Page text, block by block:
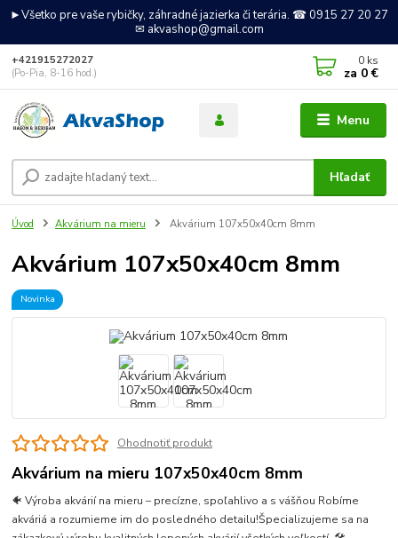
►Všetko pre vaše rybičky, záhradné jazierka či terária. ☎ 0915 27 20 27
✉ akvashop@gmail.com
Menu
Hľadať
+421915272027
(Po-Pia, 8-16 hod.)
0 ks
za 0 €
Úvod Akvárium na mieru Akvárium 107x50x40cm 8mm
Akvárium 107x50x40cm 8mm
Novinka
Ohodnotiť produkt
Akvárium na mieru 107x50x40cm 8mm
🐠 Výroba akvárií na mieru – precízne, spoľahlivo a s vášňou Robíme
akváriá a rozumieme im do posledného detailu!Špecializujeme sa na